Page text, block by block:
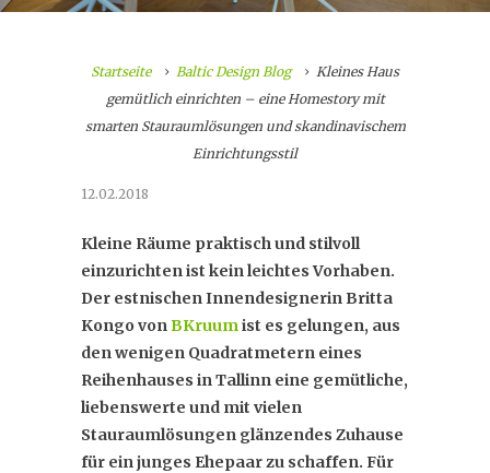
Startseite Baltic Design Blog
Kleines Haus
gemütlich einrichten – eine Homestory mit
smarten Stauraumlösungen und skandinavischem
Einrichtungsstil
12.02.2018
Kleine Räume praktisch und stilvoll
einzurichten ist kein leichtes Vorhaben.
Der estnischen Innendesignerin Britta
Kongo vonBKruumist es gelungen, aus
den wenigen Quadratmetern eines
Reihenhauses in Tallinn eine gemütliche,
liebenswerte und mit vielen
Stauraumlösungen glänzendes Zuhause
für ein junges Ehepaar zu schaffen. Für